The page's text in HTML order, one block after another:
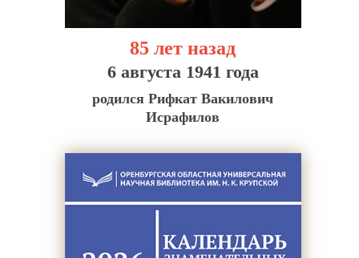
85 лет назад
6 августа 1941 года
родился Рифкат Вакилович
Исрафилов